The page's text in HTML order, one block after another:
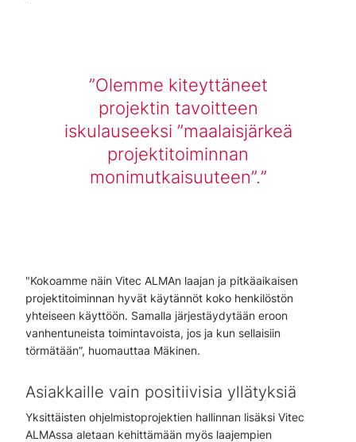
Olemme kiteyttäneet
projektin tavoitteen
iskulauseeksi ”maalaisjärkeä
projektitoiminnan
monimutkaisuuteen”.
"Kokoamme näin Vitec ALMAn laajan ja pitkäaikaisen
projektitoiminnan hyvät käytännöt koko henkilöstön
yhteiseen käyttöön. Samalla järjestäydytään eroon
vanhentuneista toimintavoista, jos ja kun sellaisiin
törmätään”, huomauttaa Mäkinen.
Asiakkaille vain positiivisia yllätyksiä
Yksittäisten ohjelmistoprojektien hallinnan lisäksi Vitec
ALMAssa aletaan kehittämään myös laajempien